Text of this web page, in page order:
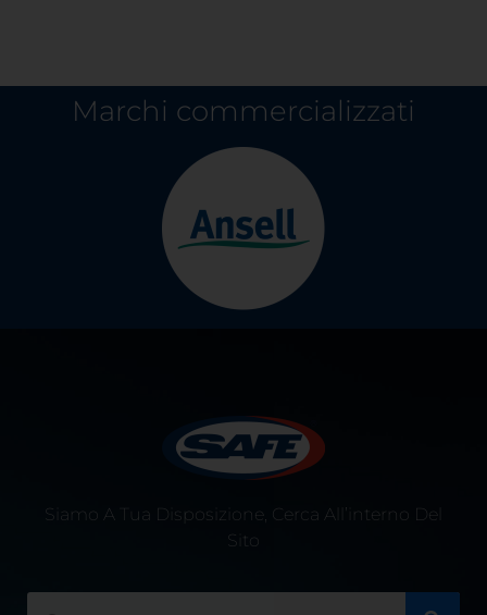
Marchi commercializzati
Siamo A Tua Disposizione, Cerca All’interno Del
Sito